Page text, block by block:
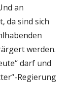
an
da sind sich
werden.
darf und
Regierung